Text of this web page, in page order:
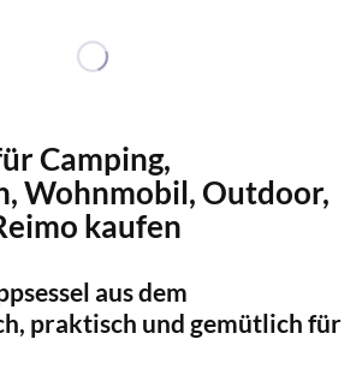
Camping,
Wohnmobil, Outdoor,
kaufen
aus dem
praktisch und gemütlich für